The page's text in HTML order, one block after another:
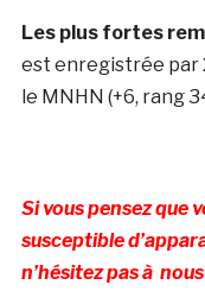
Les plus fortes
est enregistrée par
le MNHN (+6, rang
Si vous pensez que
susceptible
n’hésitez pas à